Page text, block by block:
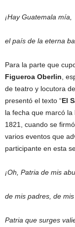
¡Hay Guatemala mía,
el país de la eterna
Para la parte que
Figueroa Oberlin,
de teatro y locutora
presentó el texto “El
la fecha que marcó
1821, cuando se
varios eventos que
participante en esta
¡Oh, Patria de mis
de mis padres, de
Patria que surges